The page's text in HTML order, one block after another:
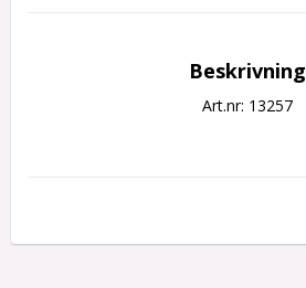
Beskrivning
Art.nr: 13257